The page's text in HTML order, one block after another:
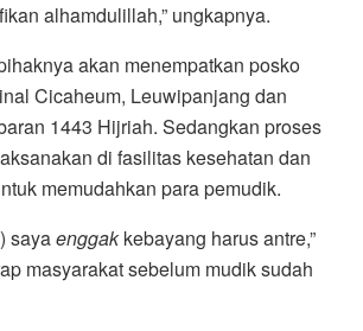
alhamdulillah,” ungkapnya.
akan menempatkan posko
Cicaheum, Leuwipanjang dan
1443 Hijriah. Sedangkan proses
di fasilitas kesehatan dan
memudahkan para pemudik.
sayaenggakkebayang harus antre,”
masyarakat sebelum mudik sudah